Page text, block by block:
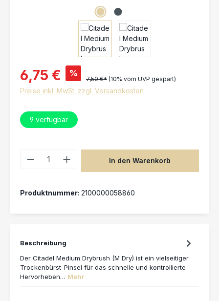
6,75 € %
7,50 €* (10% vom UVP gespart)
Preise inkl. MwSt. zzgl. Versandkosten
9 verfügbar
Produkt Anzahl: Gib den
In den Warenkorb
Produktnummer: 2100000058860
Beschreibung
Der Citadel Medium Drybrush (M Dry) ist ein vielseitiger
Trockenbürst-Pinsel für das schnelle und kontrollierte
Hervorheben… Mehr